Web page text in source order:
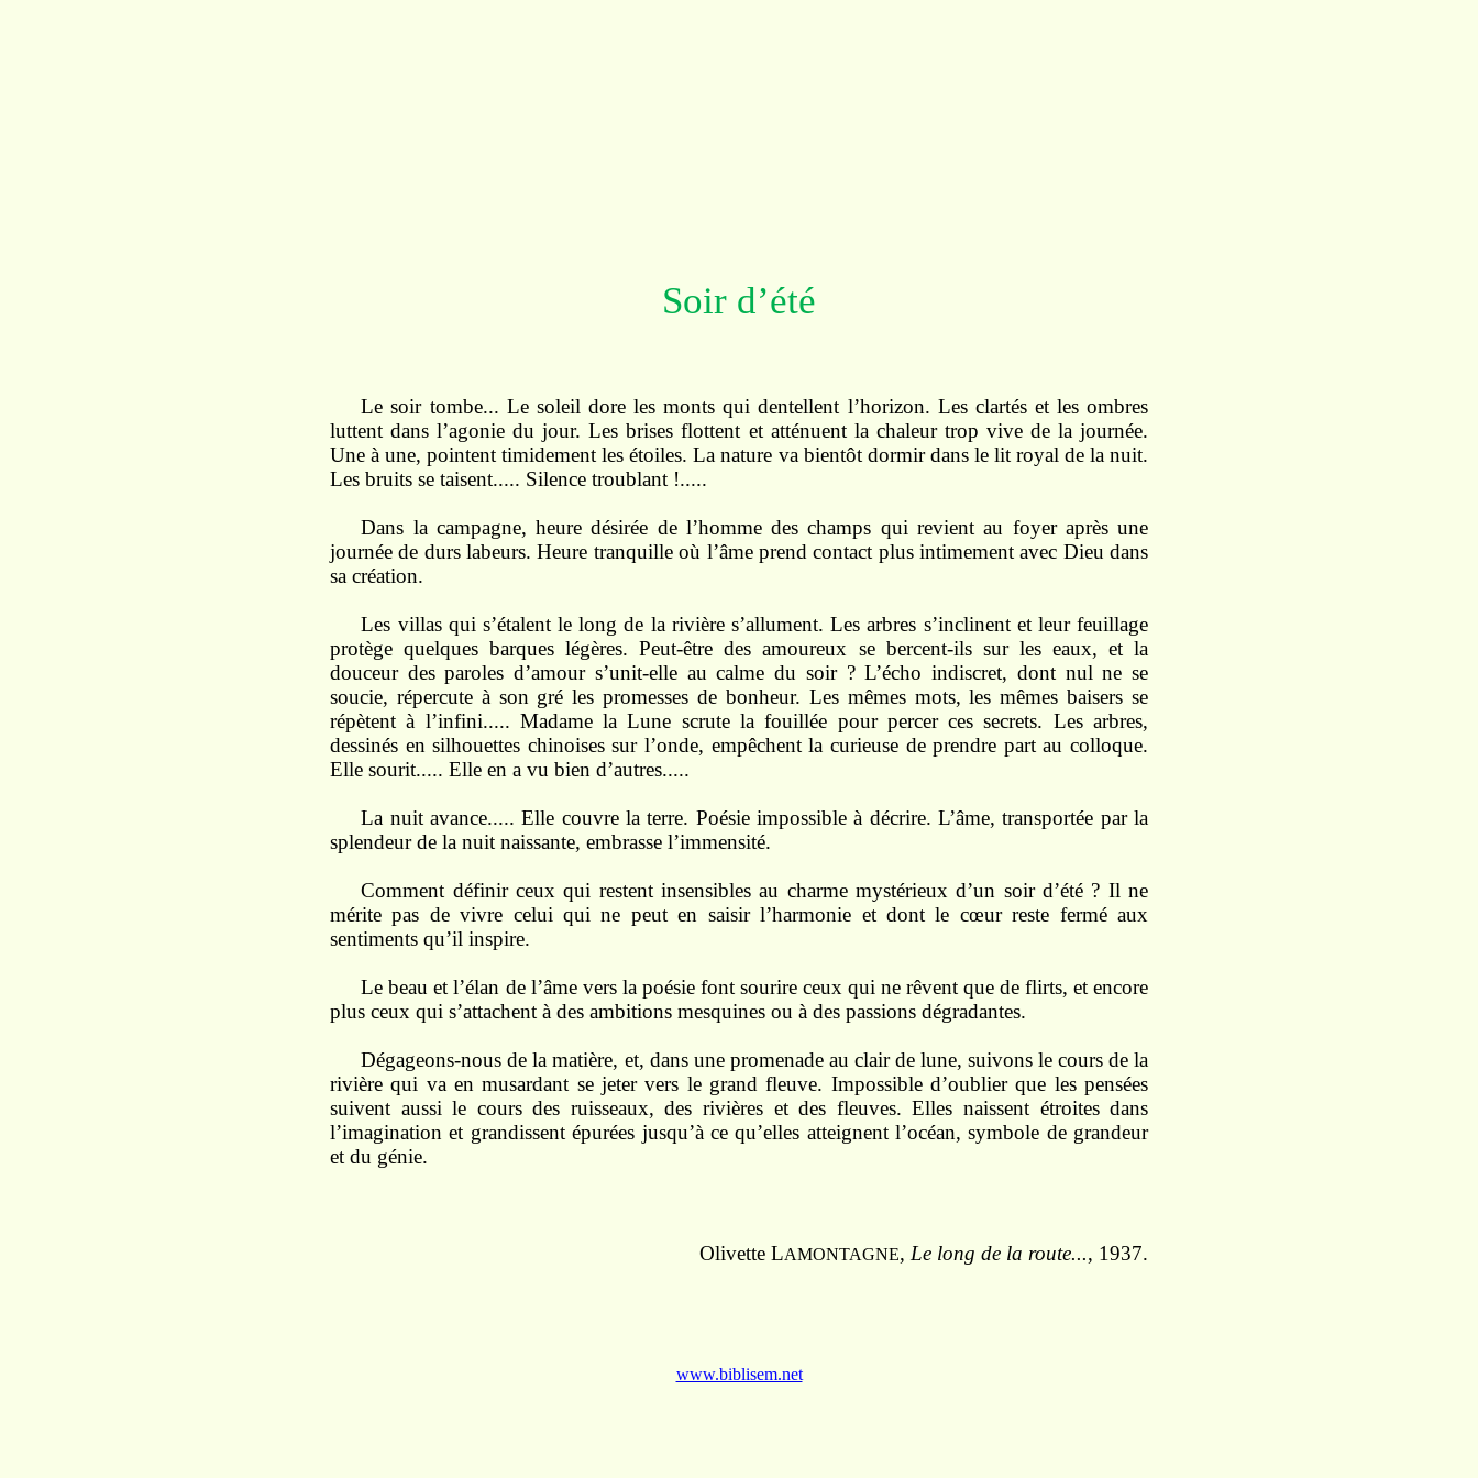
Soir d’été
Lesoir tombe... Le soleil dore lesmontsqui dentellent l’horizon. Les clartés et les ombres
luttent dans l’agonie dujour.Les brises flottent et atténuent la chaleur trop vive de la journée.
Une à une,pointenttimidement lesétoiles.Lanature va bientôt dormir dans le lit royal de la nuit.
Les bruits se taisent..... Silence troublant !.....
Dans la campagne, heuredésirée de l’homme deschamps qui revient au foyer après une
journée de durs labeurs. Heure tranquille où l’âme prendcontact plus intimementavec Dieudans
sa création.
Les villas qui s’étalent lelongde la rivière s’allument. Lesarbres s’inclinent et leur feuillage
protègequelquesbarqueslégères.Peut-êtredes amoureux se bercent-ils sur les eaux, etla
douceur des parolesd’amour s’unit-elle au calme du soir ?L’écho indiscret, dont nul ne se
soucie, répercute à son gré les promessesde bonheur. Les mêmes mots,lesmêmesbaisersse
répètent à l’infini..... Madame la Lune scrutelafouillée pour percer cessecrets. Les arbres,
dessinés ensilhouettes chinoises surl’onde, empêchent la curieuse deprendre partau colloque.
Elle sourit..... Elle en a vu bien d’autres.....
La nuitavance.....Elle couvre laterre. Poésie impossibleà décrire. L’âme, transportée par la
splendeur de la nuit naissante, embrasse l’immensité.
Comment définir ceuxqui restentinsensiblesau charmemystérieux d’un soird’été ? Il ne
mérite pas de vivre celui qui ne peuten saisir l’harmonie et dont le cœurreste fermé aux
sentiments qu’il inspire.
Lebeauetl’élan de l’âme vers la poésie font sourire ceux qui ne rêvent que deflirts, etencore
plus ceux qui s’attachent à des ambitions mesquines ou à des passions dégradantes.
Dégageons-nousdelamatière, et, dans une promenade au clairde lune, suivons le cours de la
rivière qui vaen musardant sejetervers le grandfleuve. Impossible d’oublierque les pensées
suivent aussile cours des ruisseaux,des rivières etdes fleuves.Elles naissent étroitesdans
l’imaginationet grandissentépurées jusqu’à cequ’elles atteignent l’océan,symbole de grandeur
et du génie.
Olivette LAMONTAGNE, Le long de la route..., 1937.
www.biblisem.net